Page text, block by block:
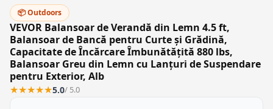
📦 Outdoors
VEVOR Balansoar de Verandă din Lemn 4.5 ft,
Balansoar de Bancă pentru Curte și Grădină,
Capacitate de Încărcare Îmbunătățită 880 lbs,
Balansoar Greu din Lemn cu Lanțuri de Suspendare
pentru Exterior, Alb
★★★★★5.0/ 5.0